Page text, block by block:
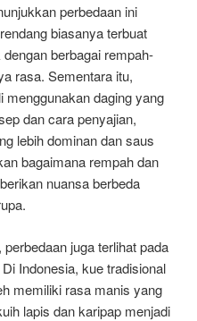
perbedaan ini
biasanya terbuat
berbagai rempah-
rasa. Sementara itu,
menggunakan daging yang
dan cara penyajian,
lebih dominan dan saus
bagaimana rempah dan
nuansa berbeda
juga terlihat pada
Indonesia, kue tradisional
memiliki rasa manis yang
lapis dan karipap menjadi